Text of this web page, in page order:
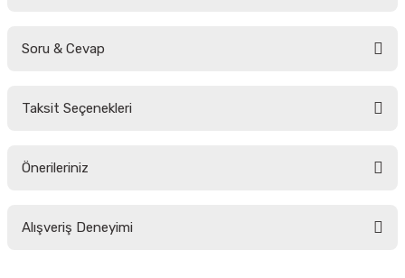
Soru & Cevap
Taksit Seçenekleri
Önerileriniz
yetersiz gördüğünüz noktaları öneri formunu kullanarak tarafımıza
Alışveriş Deneyimi